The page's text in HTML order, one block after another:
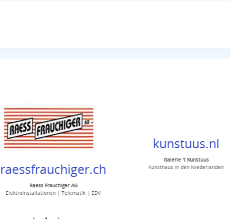
raessfrauchiger.ch
Raess Frauchiger AG
Elektroinstallationen | Telematik | EDV
kunstuus.nl
Galerie 't Kunstuus
Kunsthaus in den Niederlanden